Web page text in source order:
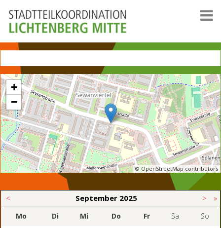
+
−
© OpenStreetMap contributors
< September 2025 > »
Mo Di Mi Do Fr Sa
So